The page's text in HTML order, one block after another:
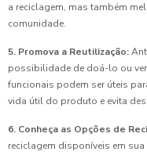
a reciclagem, mas também
comunidade.
5. Promova a Reutilização:
possibilidade de doá-lo ou
funcionais podem ser úteis
vida útil do produto e evita
6. Conheça as Opções de
reciclagem disponíveis em